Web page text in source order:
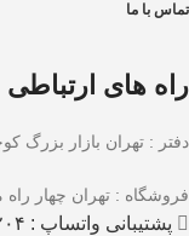
تماس با ما
راه های ارتباطی
دفتر : تهران بازار بزرگ
فروشگاه : تهران چهار
پشتیبانی واتساپ : ۰۹۳۷۱۳۲۳۲۰۴